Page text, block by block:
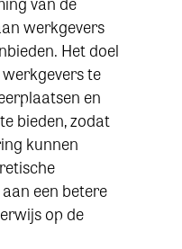
werkgevers
Het doel
te
en
bieden, zodat
kunnen
een betere
op de